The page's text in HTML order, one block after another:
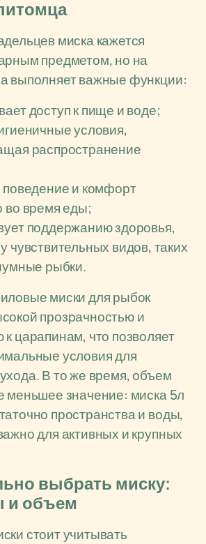
миска кажется
предметом, но на
выполняет важные функции:
доступ к пище и воде;
условия,
распространение
поведение и комфорт
во время еды;
поддержанию здоровья,
чувствительных видов, таких
рыбки.
миски для рыбок
прозрачностью и
к царапинам, что позволяет
условия для
В то же время, объем
меньшее значение: миска 5л
пространства и воды,
для активных и крупных
выбрать миску:
и объем
стоит учитывать